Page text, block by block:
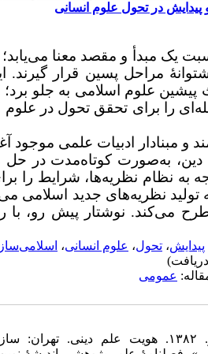
پیدایش در تحول علوم انسانی
یک مبدأ و مقصد معنا
مراحل پسین قرار
پیشین علوم اسلامی به جلو برد؛
را برای تحقق تحول در
و مبنادار ادبیات علمی موجود
به‌صورت کوتاه‌مدت در حل
به نظام نظریه‌ها، شرایط را
نظریه‌های جدید اسلامی
می‌کند. نوشتار پیش رو،
پیدایش، تحول، علوم انسانی،
عمومى
۱. قرآن کریم. باقری، خسرو. ۱۳۸۲.